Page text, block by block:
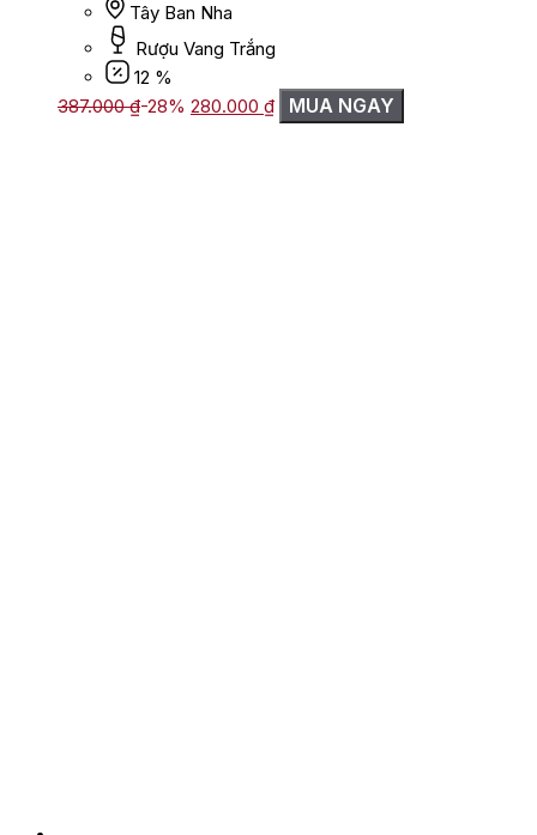
Tây Ban Nha
Rượu Vang Trắng
12 %
387.000₫-28% Giá
gốc
280.000 ₫Giá
hiện
MUA NGAY